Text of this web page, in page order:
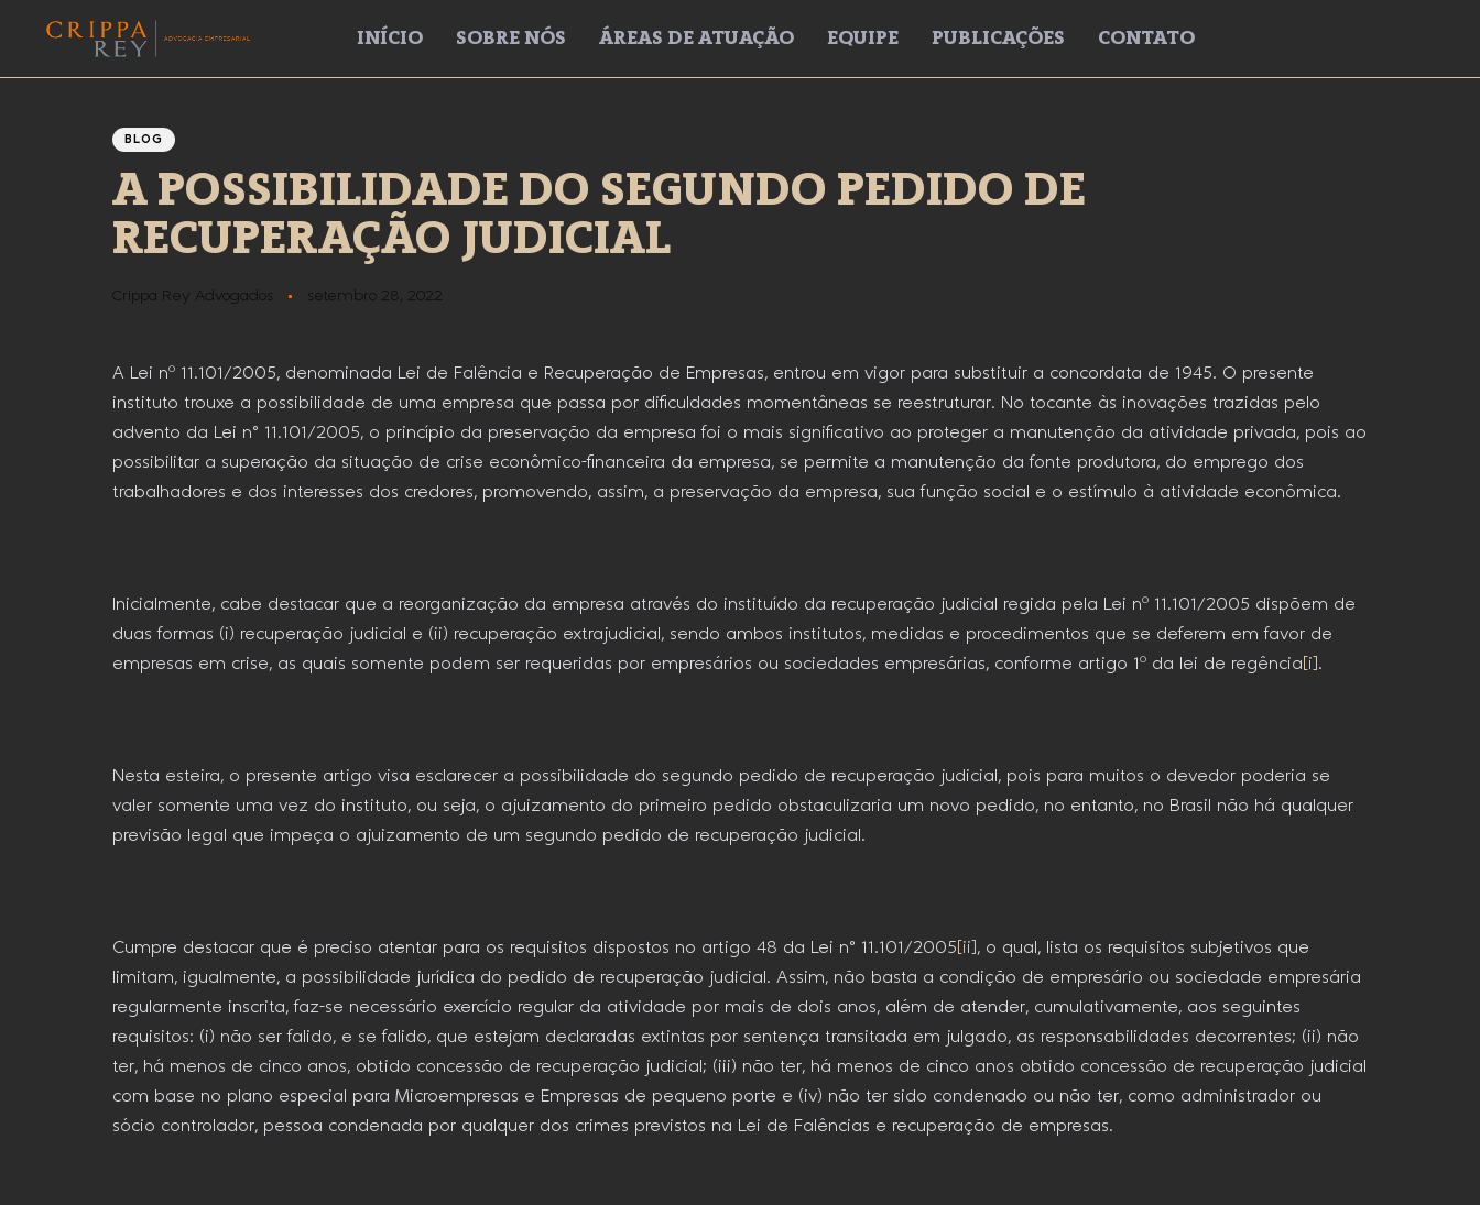
INÍCIO SOBRE NÓS ÁREAS DE ATUAÇÃO EQUIPE PUBLICAÇÕES CONTATO
BLOG
A POSSIBILIDADE DO SEGUNDO PEDIDO DE
RECUPERAÇÃO JUDICIAL
Crippa Rey Advogados setembro 28, 2022
A Lei nº 11.101/2005, denominada Lei de Falência e Recuperação de Empresas, entrou em vigor para substituir a concordata de 1945. O presente
instituto trouxe a possibilidade de uma empresa que passa por dificuldades momentâneas se reestruturar. No tocante às inovações trazidas pelo
advento da Lei n° 11.101/2005, o princípio da preservação da empresa foi o mais significativo ao proteger a manutenção da atividade privada, pois ao
possibilitar a superação da situação de crise econômico-financeira da empresa, se permite a manutenção da fonte produtora, do emprego dos
trabalhadores e dos interesses dos credores, promovendo, assim, a preservação da empresa, sua função social e o estímulo à atividade econômica.
Inicialmente, cabe destacar que a reorganização da empresa através do instituído da recuperação judicial regida pela Lei nº 11.101/2005 dispõem de
duas formas (i) recuperação judicial e (ii) recuperação extrajudicial, sendo ambos institutos, medidas e procedimentos que se deferem em favor de
empresas em crise, as quais somente podem ser requeridas por empresários ou sociedades empresárias, conforme artigo 1º da lei de regência[i].
Nesta esteira, o presente artigo visa esclarecer a possibilidade do segundo pedido de recuperação judicial, pois para muitos o devedor poderia se
valer somente uma vez do instituto, ou seja, o ajuizamento do primeiro pedido obstaculizaria um novo pedido, no entanto, no Brasil não há qualquer
previsão legal que impeça o ajuizamento de um segundo pedido de recuperação judicial.
Cumpre destacar que é preciso atentar para os requisitos dispostos no artigo 48 da Lei n° 11.101/2005[ii], o qual, lista os requisitos subjetivos que
limitam, igualmente, a possibilidade jurídica do pedido de recuperação judicial. Assim, não basta a condição de empresário ou sociedade empresária
regularmente inscrita, faz-se necessário exercício regular da atividade por mais de dois anos, além de atender, cumulativamente, aos seguintes
requisitos: (i) não ser falido, e se falido, que estejam declaradas extintas por sentença transitada em julgado, as responsabilidades decorrentes; (ii) não
ter, há menos de cinco anos, obtido concessão de recuperação judicial; (iii) não ter, há menos de cinco anos obtido concessão de recuperação judicial
com base no plano especial para Microempresas e Empresas de pequeno porte e (iv) não ter sido condenado ou não ter, como administrador ou
sócio controlador, pessoa condenada por qualquer dos crimes previstos na Lei de Falências e recuperação de empresas.